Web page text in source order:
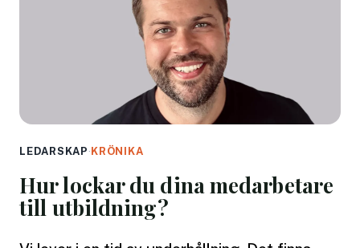
LEDARSKAP · KRÖNIKA
Hur lockar du dina medarbetare
till utbildning?